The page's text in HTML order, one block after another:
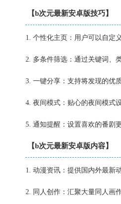
【b次元最新安卓版技巧】
1. 个性化主页：用户可以自定
2. 多条件筛选：通过关键词、
3. 一键分享：支持将发现的优
4. 夜间模式：贴心的夜间模式
5. 通知提醒：设置喜欢的番剧
【b次元最新安卓版内容】
1. 动漫资讯：提供国内外最新
2. 同人创作：汇聚大量同人画